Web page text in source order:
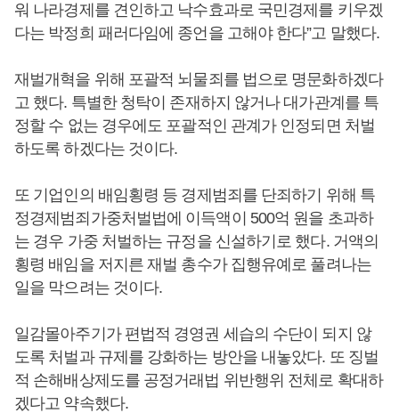
워 나라경제를 견인하고 낙수효과로 국민경제를 키우겠
다는 박정희 패러다임에 종언을 고해야 한다”고 말했다.
재벌개혁을 위해 포괄적 뇌물죄를 법으로 명문화하겠다
고 했다. 특별한 청탁이 존재하지 않거나 대가관계를 특
정할 수 없는 경우에도 포괄적인 관계가 인정되면 처벌
하도록 하겠다는 것이다.
또 기업인의 배임횡령 등 경제범죄를 단죄하기 위해 특
정경제범죄가중처벌법에 이득액이 500억 원을 초과하
는 경우 가중 처벌하는 규정을 신설하기로 했다. 거액의
횡령 배임을 저지른 재벌 총수가 집행유예로 풀려나는
일을 막으려는 것이다.
일감몰아주기가 편법적 경영권 세습의 수단이 되지 않
도록 처벌과 규제를 강화하는 방안을 내놓았다. 또 징벌
적 손해배상제도를 공정거래법 위반행위 전체로 확대하
겠다고 약속했다.